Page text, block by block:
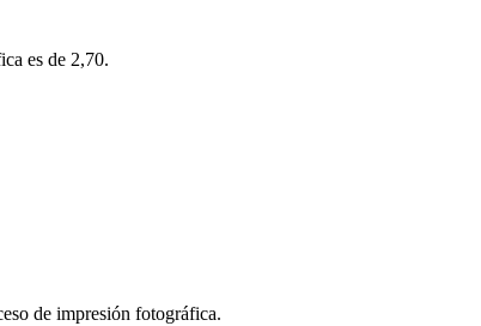
es de 2,70.
de impresión fotográfica.